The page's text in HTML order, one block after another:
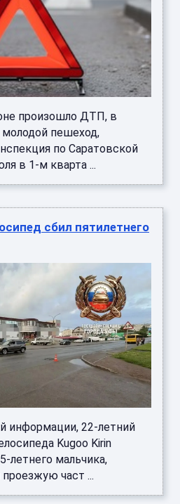
произошло ДТП, в
пешеход,
по Саратовской
в 1-м кварта ...
сбил пятилетнего
информации, 22-летний
Kugoo Kirin
летнего мальчика,
част ...